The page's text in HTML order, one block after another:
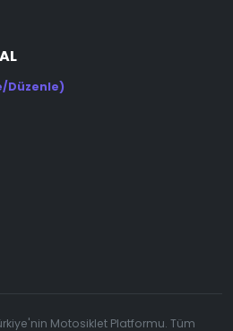
Düzenle)
Motosiklet Platformu. Tüm